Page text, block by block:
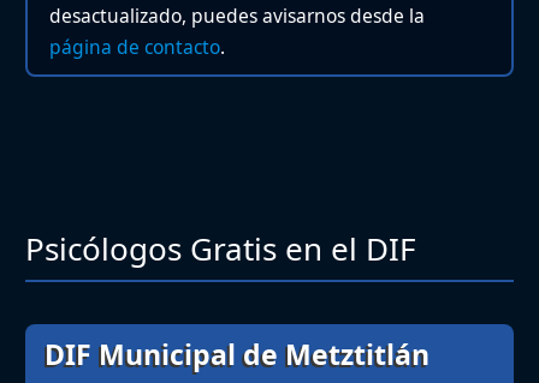
desactualizado, puedes avisarnos desde la
página de contacto.
Psicólogos Gratis en el DIF
DIF Municipal de Metztitlán​